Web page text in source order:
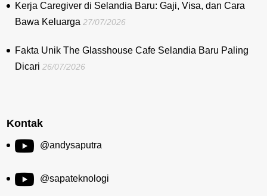
Kerja Caregiver di Selandia Baru: Gaji, Visa, dan Cara
Bawa Keluarga 27/07/2026
Fakta Unik The Glasshouse Cafe Selandia Baru Paling
Dicari 26/07/2026
Kontak
@andysaputra
@sapateknologi